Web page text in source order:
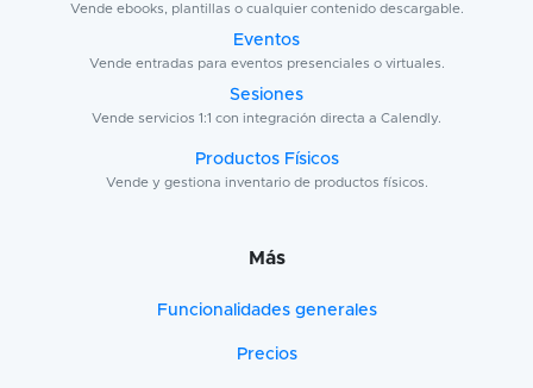
Vende ebooks, plantillas o cualquier contenido descargable.
Eventos
Vende entradas para eventos presenciales o virtuales.
Sesiones
Vende servicios 1:1 con integración directa a Calendly.
Productos Físicos
Vende y gestiona inventario de productos físicos.
Más
Funcionalidades generales
Precios